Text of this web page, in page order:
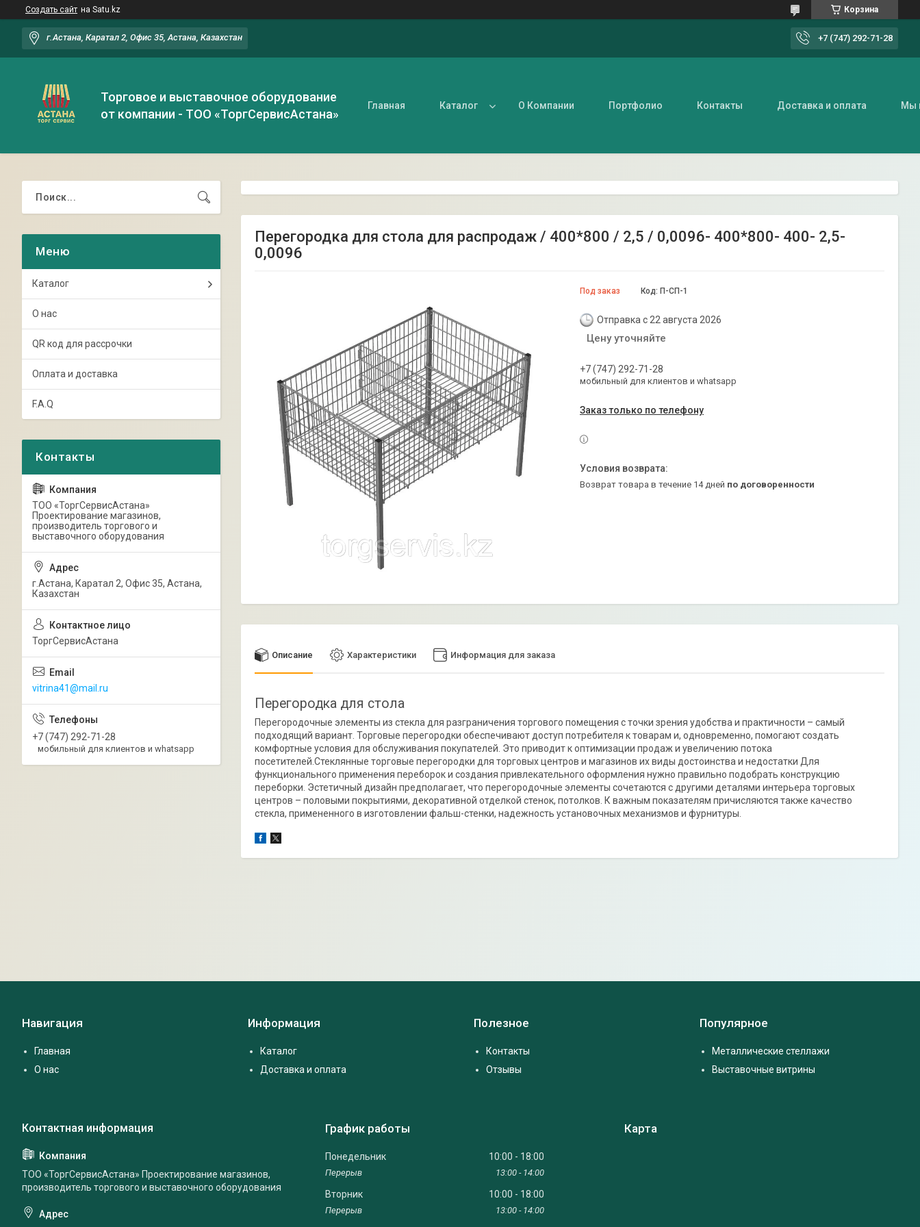
Создать сайт на Satu.kz Корзина
г.Астана, Каратал 2, Офис 35, Астана, Казахстан +7 (747) 292-71-28
Торговое и выставочное оборудование
от компании - ТОО «ТоргСервисАстана»
Главная Каталог О Компании Портфолио Контакты Доставка и оплата Мы
Перегородка для стола для распродаж / 400*800 / 2,5 / 0,0096- 400*800- 400- 2,5-
0,0096
Под заказ Код: П-СП-1
Отправка с 22 августа 2026
Цену уточняйте
+7 (747) 292-71-28
мобильный для клиентов и whatsapp
Заказ только по телефону
возврат товара в течение 14 дней по договоренности
Описание Характеристики Информация для заказа
Перегородка для стола
Перегородочные элементы из стекла для разграничения торгового помещения с точки зрения удобства и практичности – самый
подходящий вариант. Торговые перегородки обеспечивают доступ потребителя к товарам и, одновременно, помогают создать
комфортные условия для обслуживания покупателей. Это приводит к оптимизации продаж и увеличению потока
посетителей.Стеклянные торговые перегородки для торговых центров и магазинов их виды достоинства и недостатки Для
функционального применения переборок и создания привлекательного оформления нужно правильно подобрать конструкцию
переборки. Эстетичный дизайн предполагает, что перегородочные элементы сочетаются с другими деталями интерьера торговых
центров – половыми покрытиями, декоративной отделкой стенок, потолков. К важным показателям причисляются также качество
стекла, примененного в изготовлении фальш-стенки, надежность установочных механизмов и фурнитуры.
Каталог
О нас
QR код для рассрочки
Оплата и доставка
F.A.Q
ТОО «ТоргСервисАстана»
Проектирование магазинов,
производитель торгового и
выставочного оборудования
г.Астана, Каратал 2, Офис 35, Астана,
Казахстан
ТоргСервисАстана
vitrina41@mail.ru
+7 (747) 292-71-28
мобильный для клиентов и whatsapp
Навигация
Главная
О нас
Информация
Каталог
Доставка и оплата
Полезное
Контакты
Отзывы
Популярное
Металлические стеллажи
Выставочные витрины
ТОО «ТоргСервисАстана» Проектирование магазинов,
производитель торгового и выставочного оборудования
График работы
Понедельник 10:00 18:00
13:00 14:00
Вторник 10:00 18:00
13:00 14:00
Карта